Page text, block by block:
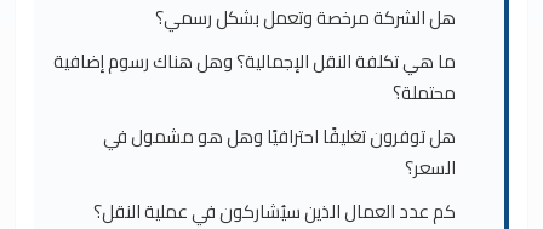
هل الشركة مرخصة وتعمل بشكل رسمي؟
ما هي تكلفة النقل الإجمالية؟ وهل هناك رسوم إضافية
محتملة؟
هل توفرون تغليفًا احترافيًا وهل هو مشمول في
السعر؟
كم عدد العمال الذين سيُشاركون في عملية النقل؟